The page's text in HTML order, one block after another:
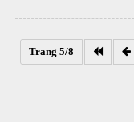
Trang 5/8